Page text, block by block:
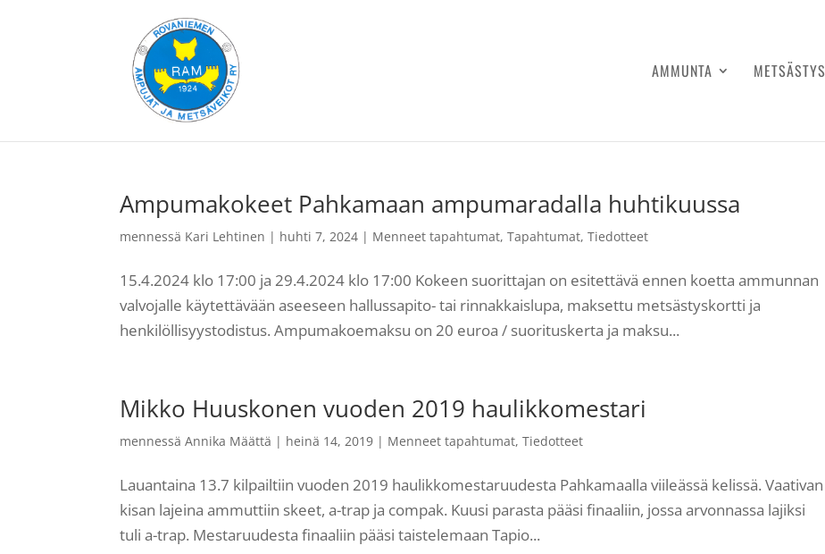
AMMUNTA METSÄSTYS
Ampumakokeet Pahkamaan ampumaradalla huhtikuussa
mennessä Kari Lehtinen | huhti 7, 2024 | Menneet tapahtumat,Tapahtumat,Tiedotteet
15.4.2024 klo 17:00 ja 29.4.2024 klo 17:00 Kokeen suorittajan on esitettävä ennen koetta ammunnan
valvojalle käytettävään aseeseen hallussapito- tai rinnakkaislupa, maksettu metsästyskortti ja
henkilöllisyystodistus. Ampumakoemaksu on 20 euroa / suorituskerta ja maksu...
Mikko Huuskonen vuoden 2019 haulikkomestari
mennessäAnnika Määttä | heinä 14, 2019 | Menneet tapahtumat,Tiedotteet
Lauantaina 13.7 kilpailtiin vuoden 2019 haulikkomestaruudesta Pahkamaalla viileässä kelissä. Vaativan
kisan lajeina ammuttiin skeet, a-trap ja compak. Kuusi parasta pääsi finaaliin, jossa arvonnassa lajiksi
tuli a-trap. Mestaruudesta finaaliin pääsi taistelemaan Tapio...